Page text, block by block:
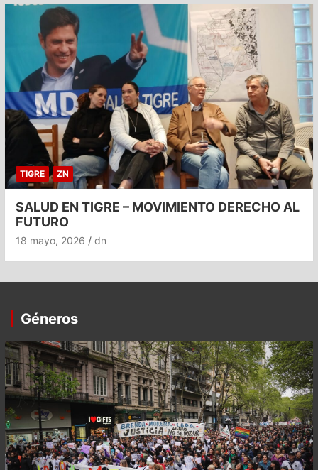
TIGRE ZN
SALUD EN TIGRE – MOVIMIENTO DERECHO AL
FUTURO
18 mayo, 2026 dn
Géneros